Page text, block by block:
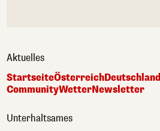
Aktuelles
StartseiteÖsterreichDeutschland
CommunityWetterNewsletter
Unterhaltsames